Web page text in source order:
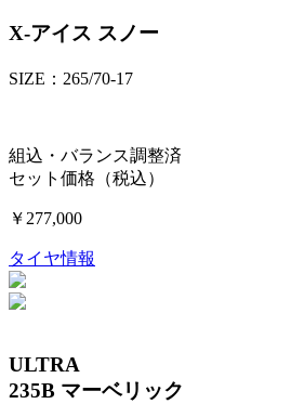
X-アイス スノー
SIZE：265/70-17
組込・バランス調整済
セット価格（税込）
￥277,000
タイヤ情報
ULTRA
235B マーベリック